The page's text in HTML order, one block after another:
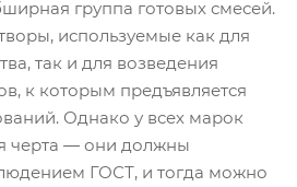
группа готовых смесей.
используемые как для
так и для возведения
к которым предъявляется
Однако у всех марок
черта ― они должны
ГОСТ, и тогда можно